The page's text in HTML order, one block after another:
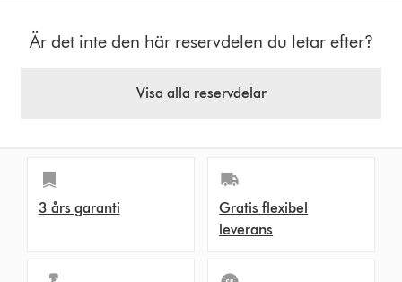
Är det inte den här reservdelen du letar efter?
Visa alla reservdelar
3 års garanti
Gratis flexibel
leverans